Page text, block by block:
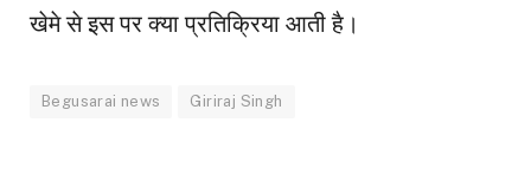
खेमे से इस पर क्या प्रतिक्रिया आती है।
Begusarai news Giriraj Singh